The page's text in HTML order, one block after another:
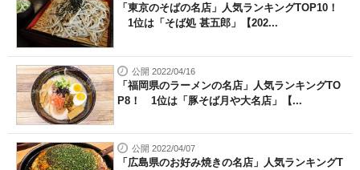
「東京のそばの名店」人気ランキングTOP10！
1位は「そば処 甚五郎」【202...
公開 2022/04/16
「福岡県のラーメンの名店」人気ランキングTO
P8！ 1位は「豚そば月や大名店」【...
公開 2022/04/07
「広島県のお好み焼きの名店」人気ランキングT